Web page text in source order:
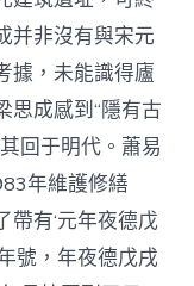
并非沒有與宋元
據，未能識得廬
思成感到“隱有古
回于明代。蕭易
年維護修繕
帶有‘元年夜德戊
號，年夜德戊戌